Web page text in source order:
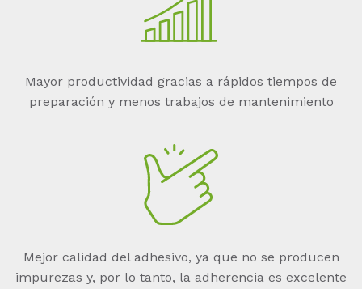
Mayor productividad gracias a rápidos tiempos de
preparación y menos trabajos de mantenimiento
Mejor calidad del adhesivo, ya que no se producen
impurezas y, por lo tanto, la adherencia es excelente